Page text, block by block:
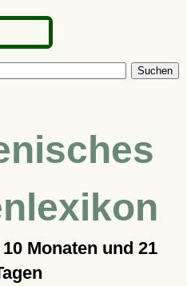
Suchen
Monaten und 21